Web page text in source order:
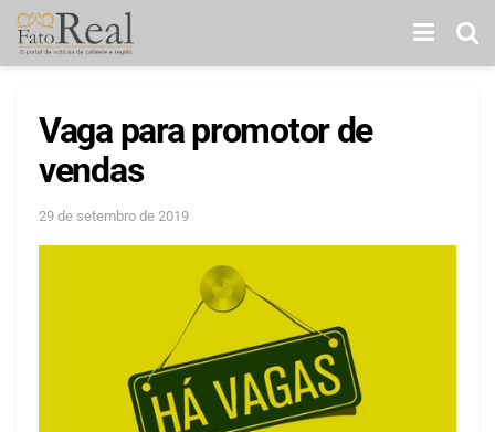
Vaga para promotor de
vendas
29 de setembro de 2019